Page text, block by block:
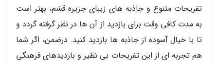
تفریحات متنوع و جاذبه های زیبای جزیره قشم، بهتر است
به مدت کافی وقت برای بازدید از آن ها در نظر گرفته گردد و
تا با خیال آسوده از جاذبه ها بازدید کنید. درضمن، اگر شما
هم تجربه ای از این تفریحات بی نظیر و بازدیدهای فرهنگی